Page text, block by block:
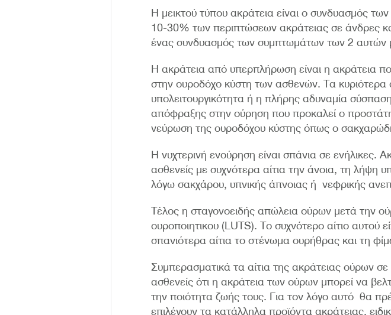
Η μεικτού τύπου ακράτεια είναι ο συνδυασμός
10-30% των περιπτώσεων ακράτειας σε άνδρες
ένας συνδυασμός των συμπτωμάτων των 2 αυτών
Η ακράτεια από υπερπλήρωση είναι η ακράτεια
στην ουροδόχο κύστη των ασθενών. Τα κυριότερα
υπολειτουργικότητα ή η πλήρης αδυναμία
απόφραξης στην ούρηση που προκαλεί ο
νεύρωση της ουροδόχου κύστης όπως ο
Η νυχτερινή ενούρηση είναι σπάνια σε ενήλικες.
ασθενείς με συχνότερα αίτια την άνοια, τη λήψη
λόγω σακχάρου, υπνικής άπνοιας ή νεφρικής
Τέλος η σταγονοειδής απώλεια ούρων μετά την
ουροποιητικου (LUTS). Το συχνότερο αίτιο
σπανιότερα αίτια το στένωμα ουρήθρας και τη
Συμπερασματικά τα αίτια της ακράτειας ούρων σε
ασθενείς ότι η ακράτεια των ούρων μπορεί να
την ποιότητα ζωής τους. Για τον λόγο αυτό θα
επιλέγουν τα κατάλληλα προϊόντα ακράτειας,